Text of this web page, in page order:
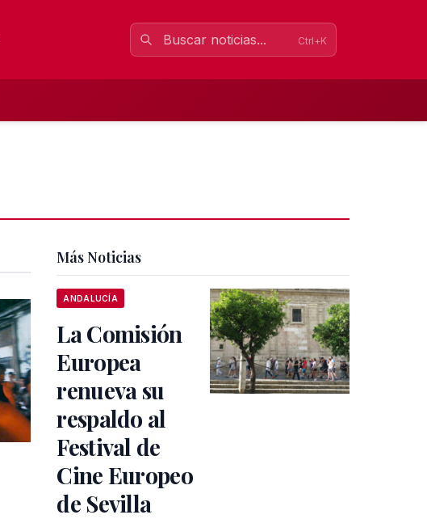
Ctrl+K
Más Noticias
ANDALUCÍA
La Comisión
Europea
renueva su
respaldo al
Festival de
Cine Europeo
de Sevilla